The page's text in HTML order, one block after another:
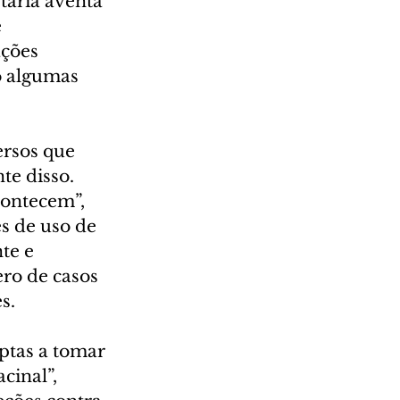
que
disso.
de uso de
e
de casos
a tomar